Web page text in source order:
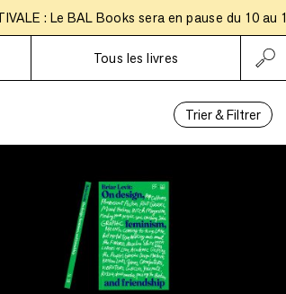
: Le BAL Books sera en pause du 10
Tous les livres
Abonnements
Trier & Filtrer